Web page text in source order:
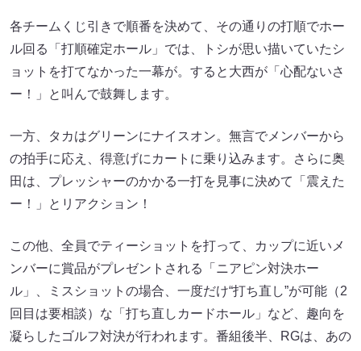
各チームくじ引きで順番を決めて、その通りの打順でホー
ル回る「打順確定ホール」では、トシが思い描いていたシ
ョットを打てなかった一幕が。すると大西が「心配ないさ
ー！」と叫んで鼓舞します。
一方、タカはグリーンにナイスオン。無言でメンバーから
の拍手に応え、得意げにカートに乗り込みます。さらに奥
田は、プレッシャーのかかる一打を見事に決めて「震えた
ー！」とリアクション！
この他、全員でティーショットを打って、カップに近いメ
ンバーに賞品がプレゼントされる「ニアピン対決ホー
ル」、ミスショットの場合、一度だけ“打ち直し”が可能（2
回目は要相談）な「打ち直しカードホール」など、趣向を
凝らしたゴルフ対決が行われます。番組後半、RGは、あの